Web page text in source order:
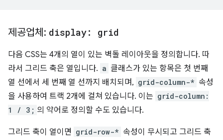
제공업체: display: grid
다음 CSS는 4개의 열이 있는 벽돌 레이아웃을 정의합니다. 따
라서 그리드 축은 열입니다. a 클래스가 있는 항목은 첫 번째
열 선에서 세 번째 열 선까지 배치되며, grid-column-* 속성
을 사용하여 트랙 2개에 걸쳐 있습니다. 이는 grid-column:
1 / 3; 의 약어로 정의할 수도 있습니다.
그리드 축이 열이면 grid-row-* 속성이 무시되고 그리드 축